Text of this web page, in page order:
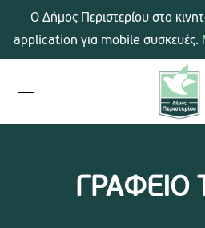
ΓΡΑΦΕΙΟ
Ο Δήμος Περιστερίου στο
application για mobile συσκευές.